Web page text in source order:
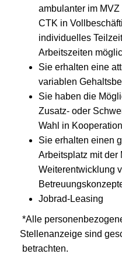
ambulanter im
CTK in
individuelles
Arbeitszeiten
Sie erhalten eine
variablen
Sie haben die
Zusatz- oder
Wahl in
Sie erhalten einen
Arbeitsplatz mit der
Weiterentwicklung
Jobrad-Leasing
*Alle
Stellenanzeige sind
betrachten.